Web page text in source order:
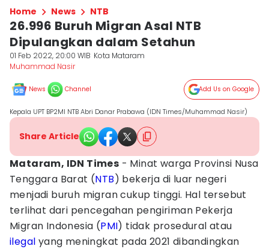
Home News NTB
26.996 Buruh Migran Asal NTB
Dipulangkan dalam Setahun
01 Feb 2022, 20:00 WIB Kota Mataram
Muhammad Nasir
News Channel Add Us on Google
Kepala UPT BP2MI NTB Abri Danar Prabawa (IDN Times/Muhammad Nasir)
Share Article
Mataram, IDN Times - Minat warga Provinsi Nusa
Tenggara Barat (NTB) bekerja di luar negeri
menjadi buruh migran cukup tinggi. Hal tersebut
terlihat dari pencegahan pengiriman Pekerja
Migran Indonesia (PMI) tidak prosedural atau
ilegal yang meningkat pada 2021 dibandingkan